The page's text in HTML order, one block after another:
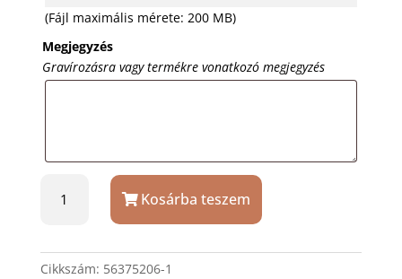
(Fájl maximális mérete: 200 MB)
Megjegyzés
Gravírozásra vagy termékre vonatkozó megjegyzés
ajándék
Kosárba teszem
Cikkszám: 56375206-1